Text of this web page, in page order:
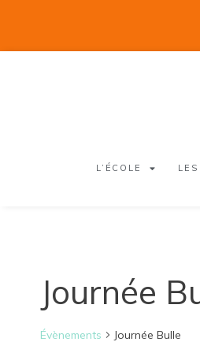
L’ÉCOLE
Journée
Évènements Journée Bulle